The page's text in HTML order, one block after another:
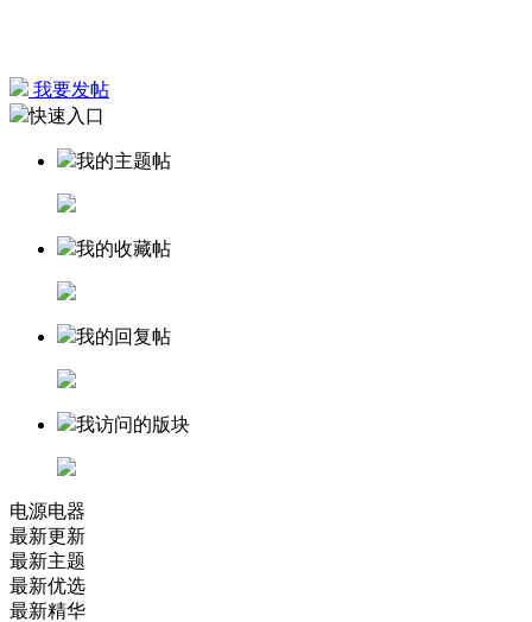
我要发帖
快速入口
我的主题帖
我的收藏帖
我的回复帖
我访问的版块
电源电器
最新更新
最新主题
最新优选
最新精华